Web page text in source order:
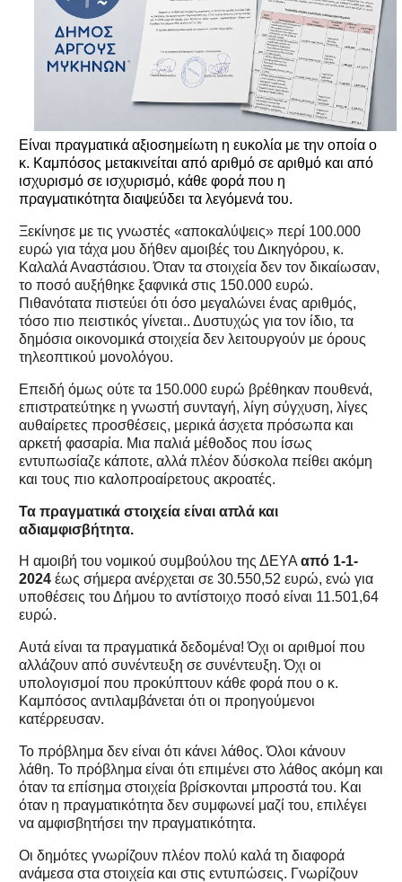
Είναι πραγματικά αξιοσημείωτη η ευκολία με την οποία ο
κ. Καμπόσος μετακινείται από αριθμό σε αριθμό και από
ισχυρισμό σε ισχυρισμό, κάθε φορά που η
πραγματικότητα διαψεύδει τα λεγόμενά του.
Ξεκίνησε με τις γνωστές «αποκαλύψεις» περί 100.000
ευρώ για τάχα μου δήθεν αμοιβές του Δικηγόρου, κ.
Καλαλά Αναστάσιου. Όταν τα στοιχεία δεν τον δικαίωσαν,
το ποσό αυξήθηκε ξαφνικά στις 150.000 ευρώ.
Πιθανότατα πιστεύει ότι όσο μεγαλώνει ένας αριθμός,
τόσο πιο πειστικός γίνεται.. Δυστυχώς για τον ίδιο, τα
δημόσια οικονομικά στοιχεία δεν λειτουργούν με όρους
τηλεοπτικού μονολόγου.
Επειδή όμως ούτε τα 150.000 ευρώ βρέθηκαν πουθενά,
επιστρατεύτηκε η γνωστή συνταγή, λίγη σύγχυση, λίγες
αυθαίρετες προσθέσεις, μερικά άσχετα πρόσωπα και
αρκετή φασαρία. Μια παλιά μέθοδος που ίσως
εντυπωσίαζε κάποτε, αλλά πλέον δύσκολα πείθει ακόμη
και τους πιο καλοπροαίρετους ακροατές.
Τα πραγματικά στοιχεία είναι απλά και
αδιαμφισβήτητα.
Η αμοιβή του νομικού συμβούλου της ΔΕΥΑ από 1-1-
2024 έως σήμερα ανέρχεται σε 30.550,52 ευρώ, ενώ για
υποθέσεις του Δήμου το αντίστοιχο ποσό είναι 11.501,64
ευρώ.
Αυτά είναι τα πραγματικά δεδομένα! Όχι οι αριθμοί που
αλλάζουν από συνέντευξη σε συνέντευξη. Όχι οι
υπολογισμοί που προκύπτουν κάθε φορά που ο κ.
Καμπόσος αντιλαμβάνεται ότι οι προηγούμενοι
κατέρρευσαν.
Το πρόβλημα δεν είναι ότι κάνει λάθος. Όλοι κάνουν
λάθη. Το πρόβλημα είναι ότι επιμένει στο λάθος ακόμη και
όταν τα επίσημα στοιχεία βρίσκονται μπροστά του. Και
όταν η πραγματικότητα δεν συμφωνεί μαζί του, επιλέγει
να αμφισβητήσει την πραγματικότητα.
Οι δημότες γνωρίζουν πλέον πολύ καλά τη διαφορά
ανάμεσα στα στοιχεία και στις εντυπώσεις. Γνωρίζουν